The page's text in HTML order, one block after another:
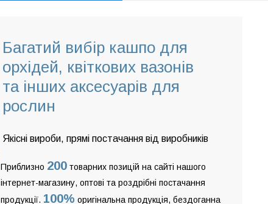
Багатий вибір кашпо для
орхідей, квіткових вазонів
та інших аксесуарів для
рослин
Якісні вироби, прямі постачання від виробників
Приблизно 200 товарних позицій на сайті нашого
інтернет-магазину, оптові та роздрібні постачання
продукції. 100% оригінальна продукція, бездоганна